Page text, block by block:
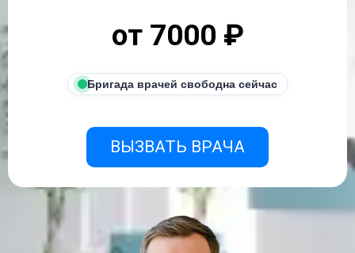
от 7000 ₽
Бригада врачей свободна сейчас
ВЫЗВАТЬ ВРАЧА